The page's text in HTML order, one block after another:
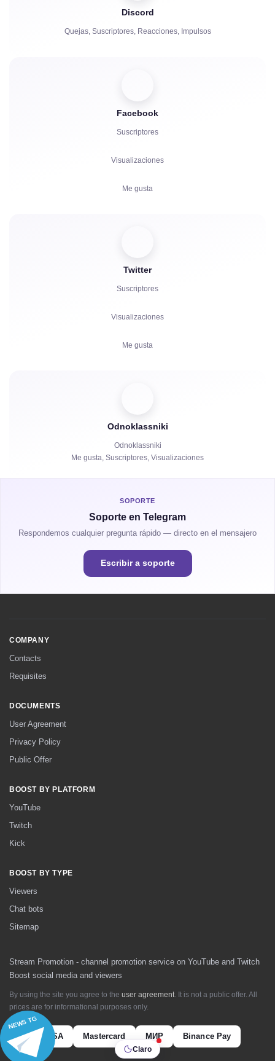
Claro
NEWS TG
Discord
Quejas, Suscriptores, Reacciones, Impulsos
Facebook
Suscriptores
Visualizaciones
Me gusta
Comentarios
Twitter
Suscriptores
Visualizaciones
Me gusta
Compartidos
Horas de Visualización
Odnoklassniki
Odnoklassniki
Me gusta, Suscriptores, Visualizaciones
SOPORTE
Soporte en Telegram
Respondemos cualquier pregunta rápido — directo en el mensajero
Escribir a soporte
COMPANY
Contacts
Requisites
DOCUMENTS
User Agreement
Privacy Policy
Public Offer
BOOST BY PLATFORM
YouTube
Twitch
Kick
BOOST BY TYPE
Viewers
Chat bots
Sitemap
Stream Promotion - channel promotion service on YouTube and Twitch
Boost social media and viewers
By using the site you agree to the user agreement. It is not a public offer. All
prices are for informational purposes only.
VISA Mastercard МИР Binance Pay